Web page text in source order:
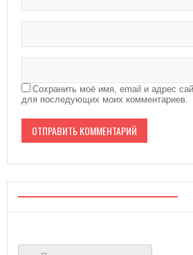
Сохранить моё имя, email и адрес
для последующих моих комментариев.